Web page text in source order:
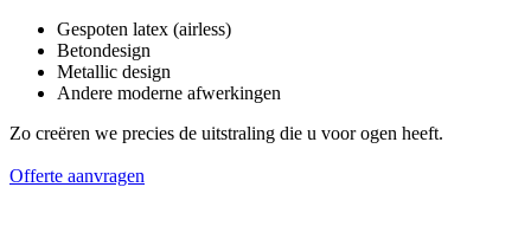
Gespoten latex (airless)
Betondesign
Metallic design
Andere moderne afwerkingen
Zo creëren we precies de uitstraling die u voor ogen heeft.
Offerte aanvragen